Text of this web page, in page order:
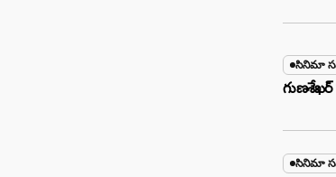
సినిమా
సినిమా